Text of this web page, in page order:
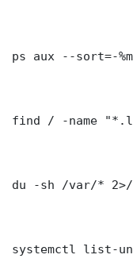
ps aux --sort=-
find / -name
du -sh /var/*
systemctl list-